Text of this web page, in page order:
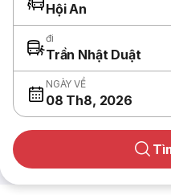
Hội An
đi
Trần Nhật Duật
NGÀY VỀ
08 Th8, 2026